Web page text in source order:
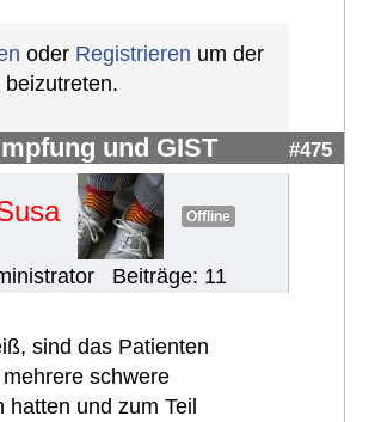
oder Registrieren um der
und GIST #475
Offline
Beiträge: 11
sind das Patienten
schwere
hatten und zum Teil